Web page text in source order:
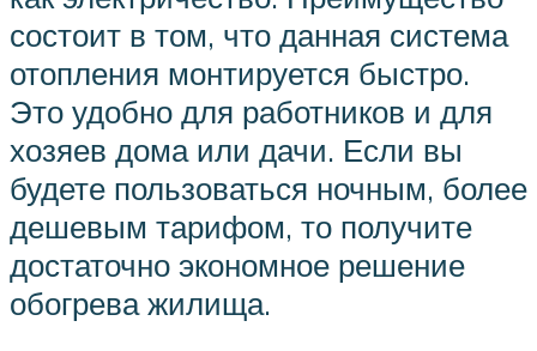
состоит в том, что данная система
отопления монтируется быстро.
Это удобно для работников и для
хозяев дома или дачи. Если вы
будете пользоваться ночным, более
дешевым тарифом, то получите
достаточно экономное решение
обогрева жилища.